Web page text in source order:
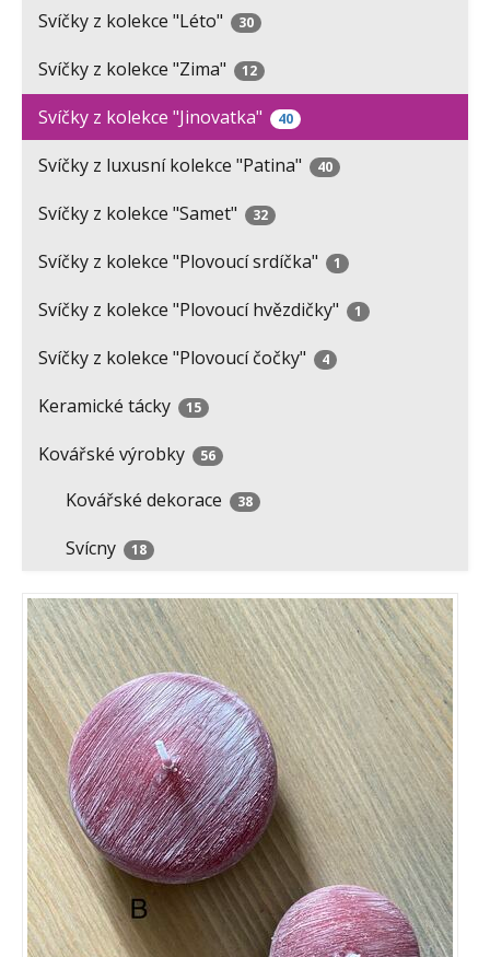
Svíčky z kolekce "Léto" 30
Svíčky z kolekce "Zima" 12
Svíčky z kolekce "Jinovatka" 40
Svíčky z luxusní kolekce "Patina" 40
Svíčky z kolekce "Samet" 32
Svíčky z kolekce "Plovoucí srdíčka" 1
Svíčky z kolekce "Plovoucí hvězdičky" 1
Svíčky z kolekce "Plovoucí čočky" 4
Keramické tácky 15
Kovářské výrobky 56
Kovářské dekorace 38
Svícny 18